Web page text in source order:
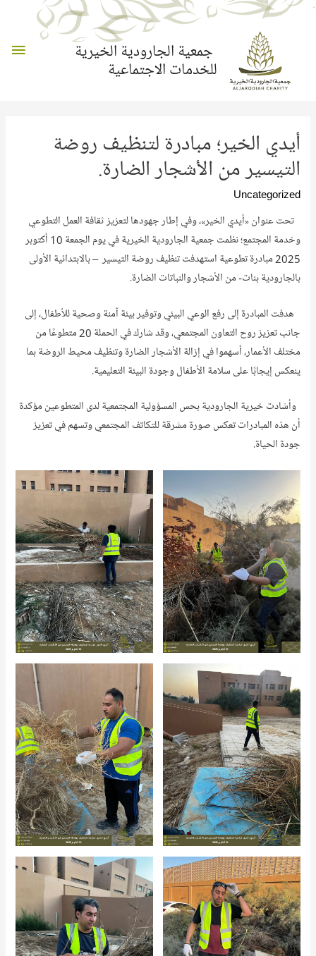
جمعية الجارودية الخيرية
للخدمات الاجتماعية
أيدي الخير؛ مبادرة لتنظيف روضة
التيسير من الأشجار الضارة.
Uncategorized
تحت عنوان «أيدي الخير»، وفي إطار جهودها لتعزيز ثقافة العمل التطوعي
وخدمة المجتمع؛ نظمت جمعية الجارودية الخيرية في يوم الجمعة 10 أكتوبر
2025 مبادرة تطوعية استهدفت تنظيف روضة التيسير – بالابتدائية الأولى
بالجارودية بنات- من الأشجار والنباتات الضارة.
هدفت المبادرة إلى رفع الوعي البيئي وتوفير بيئة آمنة وصحية للأطفال، إلى
جانب تعزيز روح التعاون المجتمعي، وقد شارك في الحملة 20 متطوعًا من
مختلف الأعمار، أسهموا في إزالة الأشجار الضارة وتنظيف محيط الروضة بما
ينعكس إيجابًا على سلامة الأطفال وجودة البيئة التعليمية.
وأشادت خيرية الجارودية بحس المسؤولية المجتمعية لدى المتطوعين مؤكدة
أن هذه المبادرات تعكس صورة مشرقة للتكاتف المجتمعي وتسهم في تعزيز
جودة الحياة.